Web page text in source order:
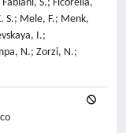
S.; Ficorella,
S.; Mele, F.; Menk,
I.;
N.; Zorzi, N.;